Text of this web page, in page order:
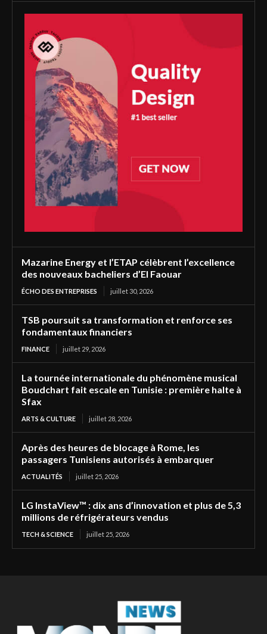
Mazarine Energy et l’ETAP célèbrent l’excellence
des nouveaux bacheliers d’El Faouar
ÉCHO DES ENTREPRISES juillet 30, 2026
TSB poursuit sa transformation et renforce ses
fondamentaux financiers
FINANCE juillet 29, 2026
La tournée internationale du phénomène musical
Boudchart fait escale en Tunisie : première halte à
Sfax
ARTS & CULTURE juillet 28, 2026
Après des heures de blocage à Rome, les
passagers Tunisiens autorisés à embarquer
ACTUALITÉS juillet 25, 2026
LG InstaView™ : dix ans d’innovation et plus de 5,3
millions de réfrigérateurs vendus
TECH & SCIENCE juillet 25, 2026